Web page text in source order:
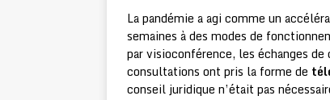
La pandémie a agi comme un
semaines à des modes de
par visioconférence, les échanges
consultations ont pris la forme de
conseil juridique n’était pas